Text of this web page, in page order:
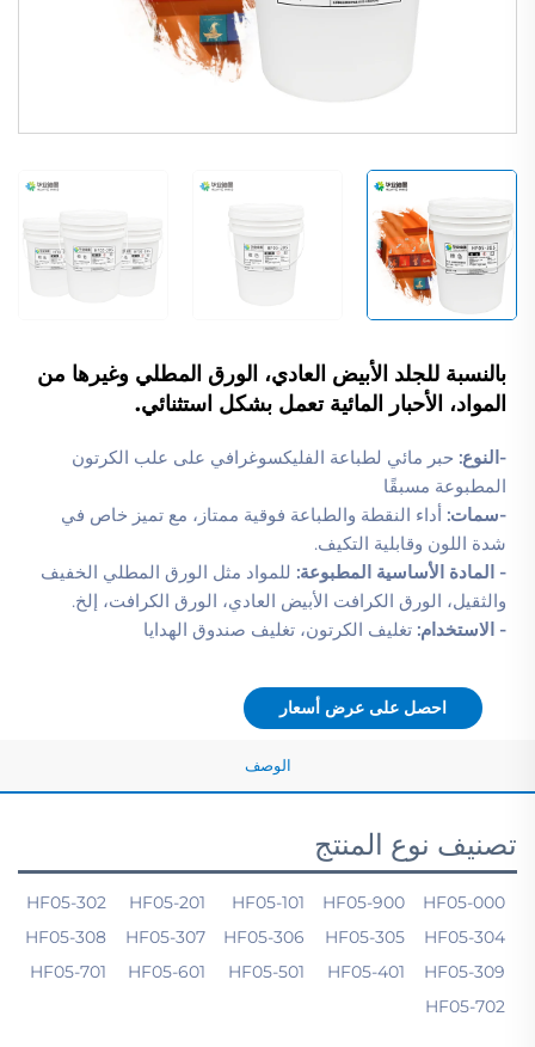
بالنسبة للجلد الأبيض العادي، الورق المطلي وغيرها من
المواد، الأحبار المائية تعمل بشكل استثنائي.
-النوع: حبر مائي لطباعة الفليكسوغرافي على علب الكرتون
المطبوعة مسبقًا
-سمات: أداء النقطة والطباعة فوقية ممتاز، مع تميز خاص في
شدة اللون وقابلية التكيف.
- المادة الأساسية المطبوعة: للمواد مثل الورق المطلي الخفيف
والثقيل، الورق الكرافت الأبيض العادي، الورق الكرافت، إلخ.
- الاستخدام: تغليف الكرتون، تغليف صندوق الهدايا
احصل على عرض أسعار
الوصف
تصنيف نوع المنتج
HF05-000
HF05-900
HF05-101
HF05-201
HF05-302
HF05-304
HF05-305
HF05-306
HF05-307
HF05-308
HF05-309
HF05-401
HF05-501
HF05-601
HF05-701
HF05-702